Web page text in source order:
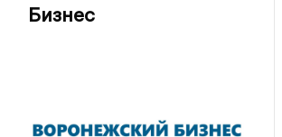
Бизнес